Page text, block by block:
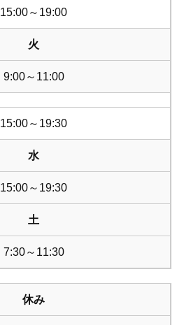
15:00～19:00
火
9:00～11:00
15:00～19:30
水
15:00～19:30
土
7:30～11:30
休み